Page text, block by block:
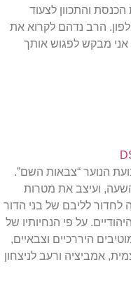
והתכוון לצעוד
הרב נדהם לקרוא את
מבקש לפגוש אותך
את תנועת הנוער “צבאות השם”.
ועיצב את מטרות
לחדור לליבם של בני הדור
על פי הנחיותיו של
היררכיים וצבאיים,
אמביציה ורעב לניצחון